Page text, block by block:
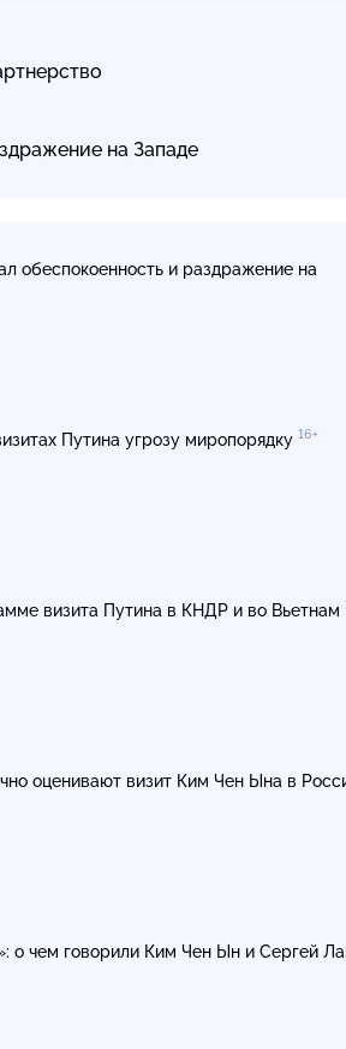
на Западе
обеспокоенность и раздражение на
Путина угрозу миропорядку 16+
визита Путина в КНДР и во Вьетнам
оценивают визит Ким Чен Ына в
о чем говорили Ким Чен Ын и Сергей